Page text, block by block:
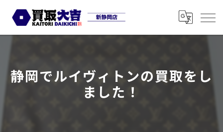
静岡でルイヴィトンの買取をし
ました！